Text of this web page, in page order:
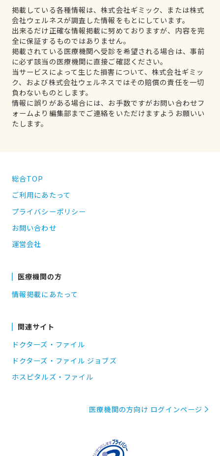
掲載している各種情報は、株式会社ギミック、または株式
会社ウェルネスが調査した情報をもとにしています。
出来るだけ正確な情報掲載に努めておりますが、内容を完
全に保証するものではありません。
掲載されている医療機関へ受診を希望される場合は、事前
に必ず該当の医療機関に直接ご確認ください。
当サービスによって生じた損害について、株式会社ギミッ
ク、および株式会社ウェルネスではその賠償の責任を一切
負わないものとします。
情報に誤りがある場合には、お手数ですがお問い合わせフ
ォームより編集部までご連絡をいただけますようお願いい
たします。
総合TOP
ご利用にあたって
プライバシーポリシー
お問い合わせ
運営会社
医療機関の方
情報掲載にあたって
関連サイト
ドクターズ・ファイル
ドクターズ・ファイル ジョブズ
ホスピタルズ・ファイル
医療機関の方向け ログインページ